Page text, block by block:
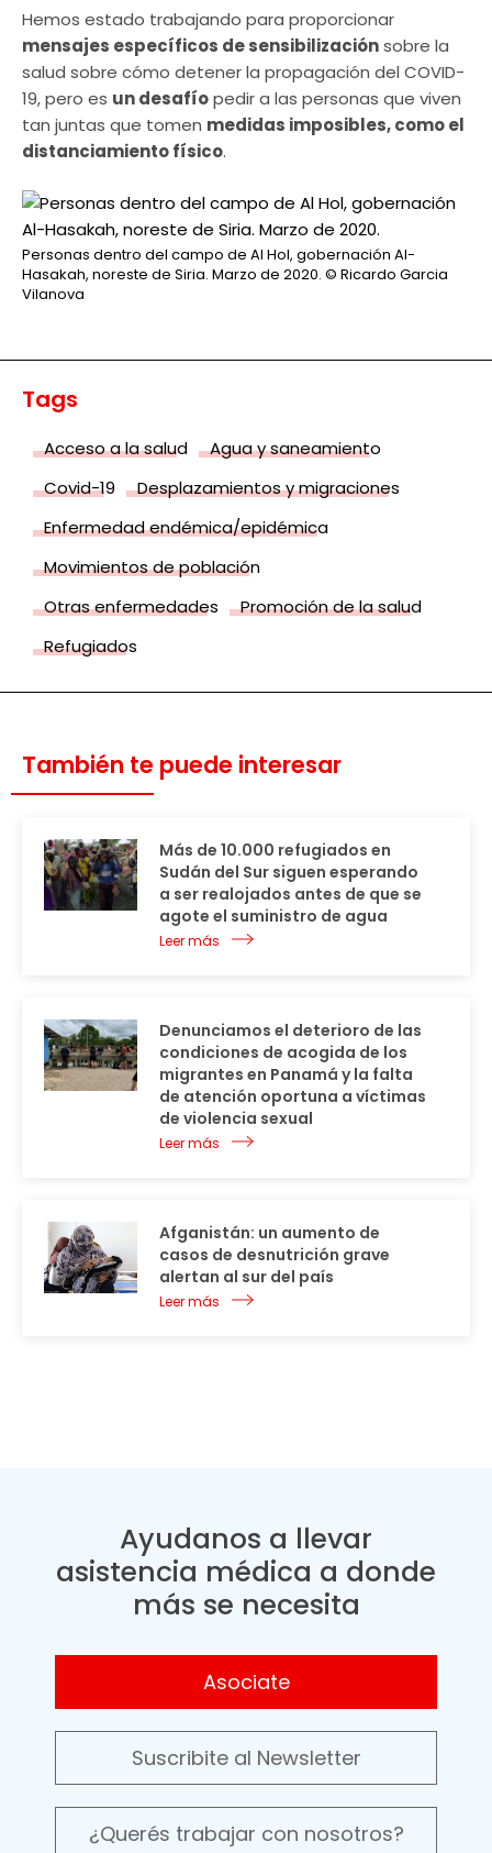
Hemos estado trabajando para proporcionar
mensajes específicos de sensibilizaciónsobre la
salud sobre cómo detener la propagación del COVID-
19, pero es un desafíopedir a las personas que viven
tan juntas que tomen medidas imposibles, como el
distanciamiento físico.
Personas dentro del campo de Al Hol, gobernación Al-
Hasakah, noreste de Siria. Marzo de 2020. © Ricardo Garcia
Vilanova
Tags
Acceso a la salud
Agua y saneamiento
Covid-19
Desplazamientos y migraciones
Enfermedad endémica/epidémica
Movimientos de población
Otras enfermedades
Promoción de la salud
Refugiados
También te puede interesar
Más de 10.000 refugiados en
Sudán del Sur siguen esperando
a ser realojados antes de que se
agote el suministro de agua
Leer más
Denunciamos el deterioro de las
condiciones de acogida de los
migrantes en Panamá y la falta
de atención oportuna a víctimas
de violencia sexual
Leer más
Afganistán: un aumento de
casos de desnutrición grave
alertan al sur del país
Leer más
Ayudanos a llevar
asistencia médica a donde
más se necesita
Asociate
Suscribite al Newsletter
¿Querés trabajar con nosotros?